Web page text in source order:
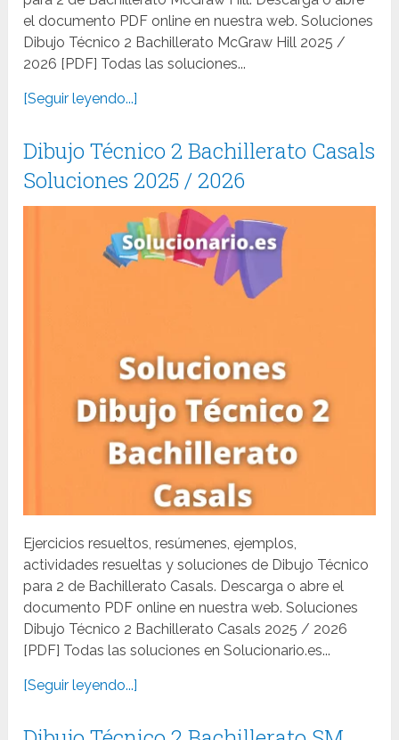
el documento PDF online en nuestra web. Soluciones
Dibujo Técnico 2 Bachillerato McGraw Hill 2025 /
2026 [PDF] Todas las soluciones...
[Seguir leyendo...]
Dibujo Técnico 2 Bachillerato Casals
Soluciones 2025 / 2026
Ejercicios resueltos, resúmenes, ejemplos,
actividades resueltas y soluciones de Dibujo Técnico
para 2 de Bachillerato Casals. Descarga o abre el
documento PDF online en nuestra web. Soluciones
Dibujo Técnico 2 Bachillerato Casals 2025 / 2026
[PDF] Todas las soluciones en Solucionario.es...
[Seguir leyendo...]